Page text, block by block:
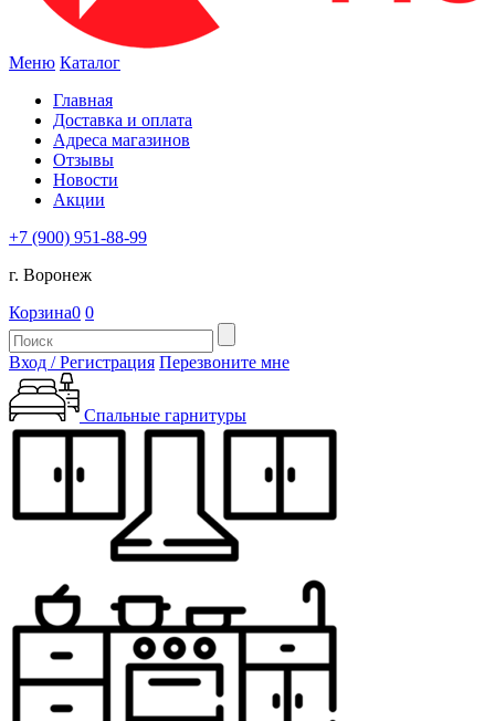
Меню Каталог
Главная
Доставка и оплата
Адреса магазинов
Отзывы
Новости
Акции
+7 (900) 951-88-99
г. Воронеж
Корзина0 0
Вход / Регистрация Перезвоните мне
Спальные гарнитуры